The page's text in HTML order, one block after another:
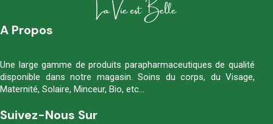
A Propos
Une large gamme de produits parapharmaceutiques de qualité
disponible dans notre magasin. Soins du corps, du Visage,
Maternité, Solaire, Minceur, Bio, etc…
Suivez-Nous Sur